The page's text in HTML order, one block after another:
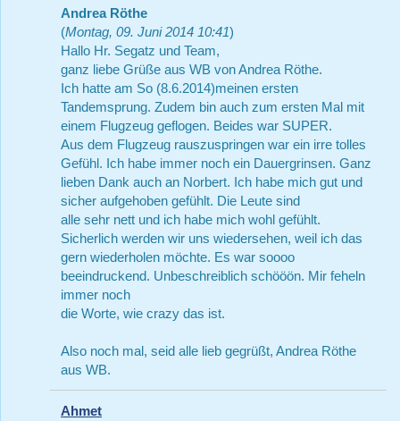
Andrea Röthe
(Montag, 09. Juni 2014 10:41)
Hallo Hr. Segatz und Team,
ganz liebe Grüße aus WB von Andrea Röthe.
Ich hatte am So (8.6.2014)meinen ersten
Tandemsprung. Zudem bin auch zum ersten Mal mit
einem Flugzeug geflogen. Beides war SUPER.
Aus dem Flugzeug rauszuspringen war ein irre tolles
Gefühl. Ich habe immer noch ein Dauergrinsen. Ganz
lieben Dank auch an Norbert. Ich habe mich gut und
sicher aufgehoben gefühlt. Die Leute sind
alle sehr nett und ich habe mich wohl gefühlt.
Sicherlich werden wir uns wiedersehen, weil ich das
gern wiederholen möchte. Es war soooo
beeindruckend. Unbeschreiblich schööön. Mir feheln
immer noch
die Worte, wie crazy das ist.
Also noch mal, seid alle lieb gegrüßt, Andrea Röthe
aus WB.
Ahmet